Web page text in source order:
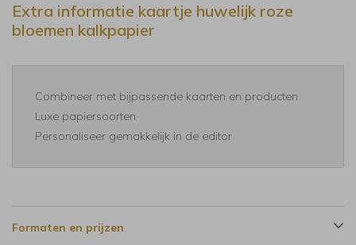
Extra informatie kaartje huwelijk roze
bloemen kalkpapier
Combineer met bijpassende kaarten en producten
Luxe papiersoorten
Personaliseer gemakkelijk in de editor
Formaten en prijzen